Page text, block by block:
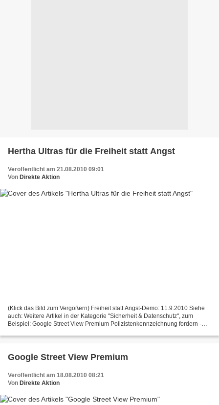
Hertha Ultras für die Freiheit statt Angst
Veröffentlicht am 21.08.2010 09:01
Von Direkte Aktion
(Klick das Bild zum Vergößern) Freiheit statt Angst-Demo: 11.9.2010 Siehe
auch: Weitere Artikel in der Kategorie "Sicherheit & Datenschutz", zum
Beispiel: Google Street View Premium Polizistenkennzeichnung fordern -
Google Street View Premium
Veröffentlicht am 18.08.2010 08:21
Von Direkte Aktion